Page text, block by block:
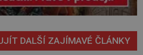
DALŠÍ ZAJÍMAVÉ ČLÁNKY